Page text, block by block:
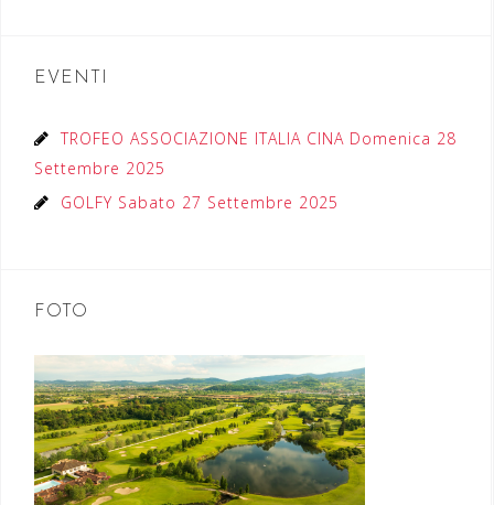
EVENTI
TROFEO ASSOCIAZIONE ITALIA CINA Domenica 28
Settembre 2025
GOLFY Sabato 27 Settembre 2025
FOTO